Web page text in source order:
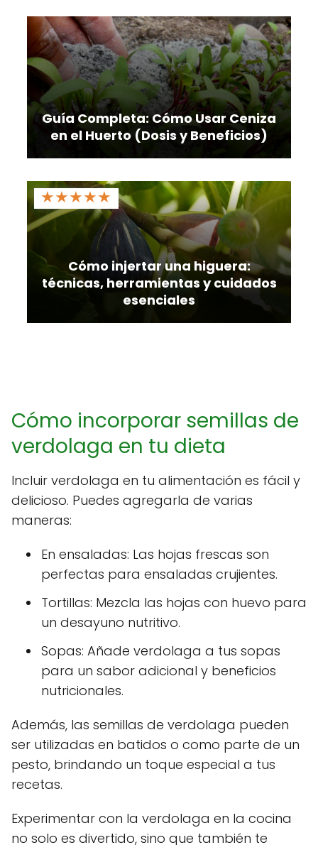
Guía Completa: Cómo Usar Ceniza
en el Huerto (Dosis y Beneficios)
★★★★★
Cómo injertar una higuera:
técnicas, herramientas y cuidados
esenciales
Cómo incorporar semillas de
verdolaga en tu dieta
Incluir verdolaga en tu alimentación es fácil y
delicioso. Puedes agregarla de varias
maneras:
En ensaladas: Las hojas frescas son
perfectas para ensaladas crujientes.
Tortillas: Mezcla las hojas con huevo para
un desayuno nutritivo.
Sopas: Añade verdolaga a tus sopas
para un sabor adicional y beneficios
nutricionales.
Además, las semillas de verdolaga pueden
ser utilizadas en batidos o como parte de un
pesto, brindando un toque especial a tus
recetas.
Experimentar con la verdolaga en la cocina
no solo es divertido, sino que también te